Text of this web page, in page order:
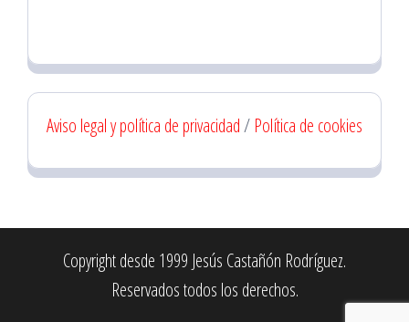
Aviso legal y política de privacidad/ Política de cookies
Copyright desde 1999 Jesús Castañón Rodríguez.
Reservados todos los derechos.